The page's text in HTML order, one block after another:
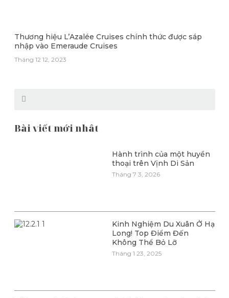
Thương hiệu L’Azalée Cruises chính thức được sáp
nhập vào Emeraude Cruises
Tháng 12 12, 2023
Bài viết mới nhât
Hành trình của một huyền
thoại trên Vịnh Di Sản
Tháng 7 3, 2026
Kinh Nghiệm Du Xuân Ở Hạ
Long! Top Điểm Đến
Không Thể Bỏ Lỡ
Tháng 1 23, 2025